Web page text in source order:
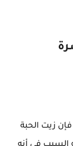
زيت الحبة